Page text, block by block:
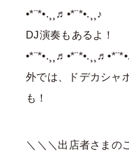
•*¨*•.¸¸♬•*¨*•.¸¸♪
DJ演奏もあるよ！
外では、ドデカシャ
も！
＼＼＼出店者さまの